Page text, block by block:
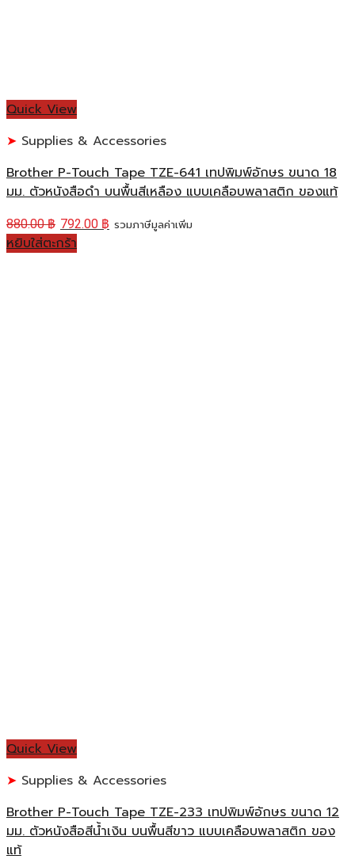
Quick View
Supplies & Accessories
Brother P-Touch Tape TZE-641 เทปพิมพ์อักษร ขนาด 18
มม. ตัวหนังสือดำ บนพื้นสีเหลือง แบบเคลือบพลาสติก ของแท้
880.00฿ 792.00 ฿ รวมภาษีมูลค่าเพิ่ม
หยิบใส่ตะกร้า
Quick View
Supplies & Accessories
Brother P-Touch Tape TZE-233 เทปพิมพ์อักษร ขนาด 12
มม. ตัวหนังสือสีน้ำเงิน บนพื้นสีขาว แบบเคลือบพลาสติก ของ
แท้